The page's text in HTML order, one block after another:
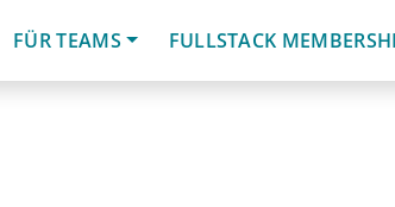
FÜR TEAMS
FULLSTACK